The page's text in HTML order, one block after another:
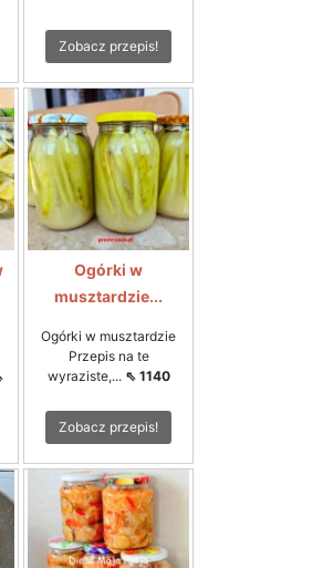
Zobacz przepis!
Ogórki w
musztardzie...
Ogórki w musztardzie
Przepis na te
wyraziste,... ⇖ 1140
Zobacz przepis!